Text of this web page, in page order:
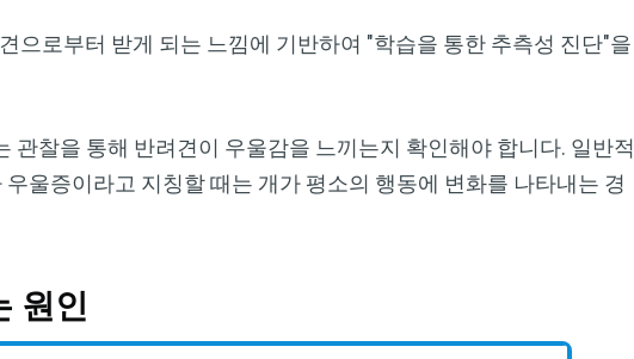
으로부터 받게 되는 느낌에 기반하여 "학습을 통한 추측성 진단"을
관찰을 통해 반려견이 우울감을 느끼는지 확인해야 합니다. 일반적
울증이라고 지칭할 때는 개가 평소의 행동에 변화를 나타내는 경
원인
×